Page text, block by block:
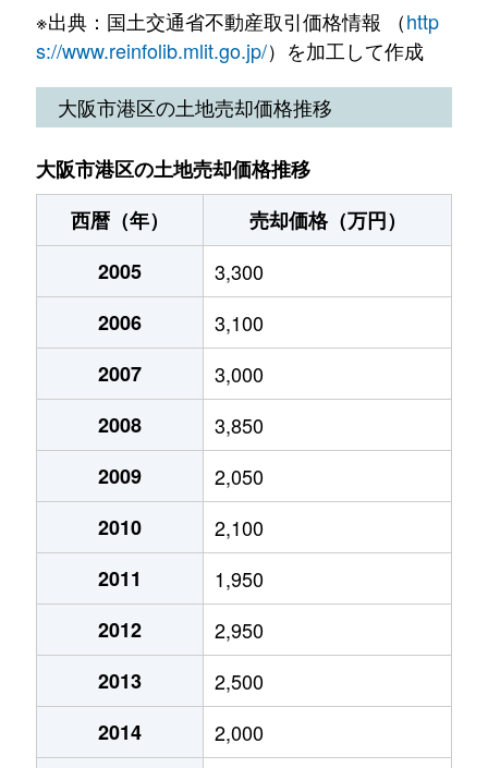
弁天 4,600万円 弁天町 徒歩4分
弁天
4,900万円 弁天町 徒歩4分
弁天
5,200万円 弁天町
弁天
7,800万円 弁天町
弁天
2,400万円 弁天町 徒歩7分
2,700万円 弁天町
5,600万円 弁天町
1,700万円 弁天町
1,800万円 弁天町
5,100万円 弁天町
2,800万円 弁天町
1,300万円 弁天町
7,500万円 弁天町
5,300万円 弁天町
8,200万円 弁天町
三先 20,000万円 朝潮橋 徒歩5分
三先
160万円 朝潮橋 徒歩8分
三先
4,100万円 朝潮橋 徒歩8分
南市岡
1,300万円 弁天町 徒歩8分
南市岡
1,900万円 弁天町 徒歩8分
南市岡
2,300万円 弁天町 徒歩13分
八幡屋
1,600万円 朝潮橋 徒歩11分
八幡屋
1,300万円 朝潮橋 徒歩11分
八幡屋
28,000万円 朝潮橋 徒歩3分
八幡屋
19,000万円 朝潮橋 徒歩6分
夕凪
1,600万円 朝潮橋 徒歩6分
夕凪
3,200万円 朝潮橋 徒歩6分
※出典：国土交通省不動産取引価格情報 （http
s://www.reinfolib.mlit.go.jp/）を加工して作成
大阪市港区の土地売却価格推移
大阪市港区の土地売却価格推移
西暦（年）
売却価格（万円）
2005
3,300
2006
3,100
2007
3,000
2008
3,850
2009
2,050
2010
2,100
2011
1,950
2012
2,950
2013
2,500
2014
2,000